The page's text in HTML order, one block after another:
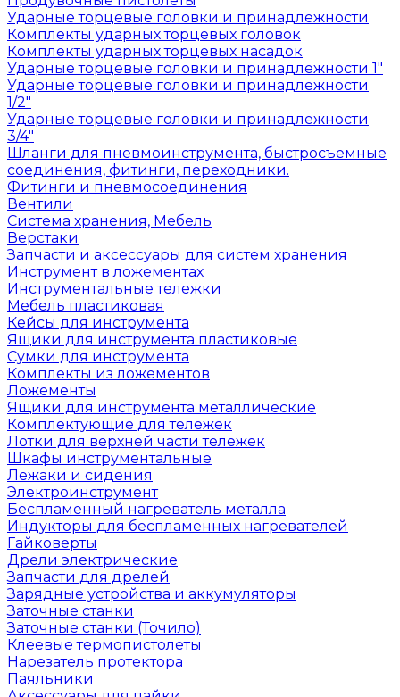
Ударные торцевые головки и принадлежности
Комплекты ударных торцевых головок
Комплекты ударных торцевых насадок
Ударные торцевые головки и принадлежности 1"
Ударные торцевые головки и принадлежности
1/2"
Ударные торцевые головки и принадлежности
3/4"
Шланги для пневмоинструмента, быстросъемные
соединения, фитинги, переходники.
Фитинги и пневмосоединения
Вентили
Система хранения, Мебель
Верстаки
Запчасти и аксессуары для систем хранения
Инструмент в ложементах
Инструментальные тележки
Мебель пластиковая
Кейсы для инструмента
Ящики для инструмента пластиковые
Сумки для инструмента
Комплекты из ложементов
Ложементы
Ящики для инструмента металлические
Комплектующие для тележек
Лотки для верхней части тележек
Шкафы инструментальные
Лежаки и сидения
Электроинструмент
Беспламенный нагреватель металла
Индукторы для беспламенных нагревателей
Гайковерты
Дрели электрические
Запчасти для дрелей
Зарядные устройства и аккумуляторы
Заточные станки
Заточные станки (Точило)
Клеевые термопистолеты
Нарезатель протектора
Паяльники